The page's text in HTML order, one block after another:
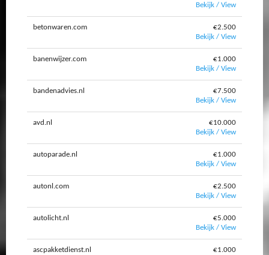
Bekijk / View
betonwaren.com
€2.500
Bekijk / View
banenwijzer.com
€1.000
Bekijk / View
bandenadvies.nl
€7.500
Bekijk / View
avd.nl
€10.000
Bekijk / View
autoparade.nl
€1.000
Bekijk / View
autonl.com
€2.500
Bekijk / View
autolicht.nl
€5.000
Bekijk / View
ascpakketdienst.nl
€1.000